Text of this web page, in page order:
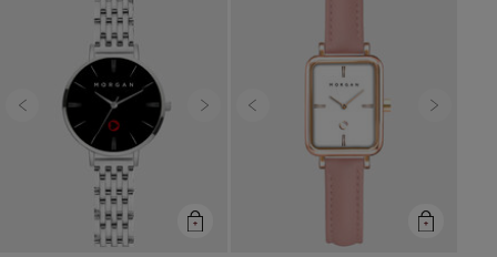
Previous Next Previous Next